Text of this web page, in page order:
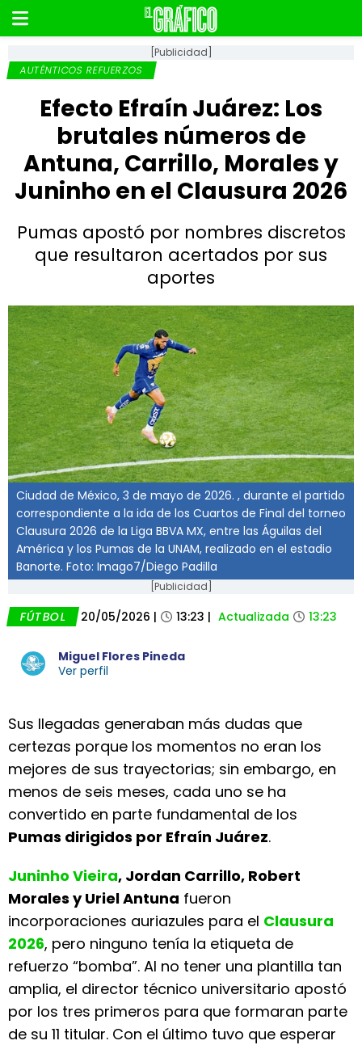
[Publicidad]
AUTÉNTICOS REFUERZOS
Efecto Efraín Juárez: Los
brutales números de
Antuna, Carrillo, Morales y
Juninho en el Clausura 2026
Pumas apostó por nombres discretos
que resultaron acertados por sus
aportes
Ciudad de México, 3 de mayo de 2026. , durante el partido
correspondiente a la ida de los Cuartos de Final del torneo
Clausura 2026 de la Liga BBVA MX, entre las Águilas del
América y los Pumas de la UNAM, realizado en el estadio
Banorte. Foto: Imago7/Diego Padilla
[Publicidad]
FÚTBOL 20/05/2026 | 13:23 | Actualizada 13:23
Miguel Flores Pineda
Ver perfil
Sus llegadas generaban más dudas que
certezas porque los momentos no eran los
mejores de sus trayectorias; sin embargo, en
menos de seis meses, cada uno se ha
convertido en parte fundamental de los
Pumas dirigidos por Efraín Juárez.
Juninho Vieira, Jordan Carrillo, Robert
Morales y Uriel Antuna fueron
incorporaciones auriazules para el Clausura
2026, pero ninguno tenía la etiqueta de
refuerzo “bomba”. Al no tener una plantilla tan
amplia, el director técnico universitario apostó
por los tres primeros para que formaran parte
de su 11 titular. Con el último tuvo que esperar